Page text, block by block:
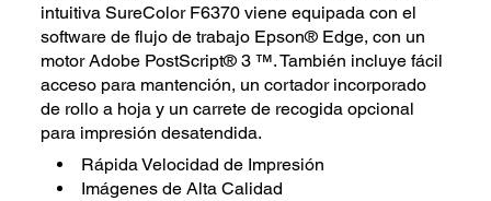
intuitiva SureColor F6370 viene equipada con el
software de flujo de trabajo Epson® Edge, con un
motor Adobe PostScript® 3 ™. También incluye fácil
acceso para mantención, un cortador incorporado
de rollo a hoja y un carrete de recogida opcional
para impresión desatendida.
Rápida Velocidad de Impresión
Imágenes de Alta Calidad